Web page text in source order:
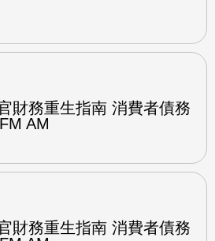
財務重生指南 消費者債務
AM
財務重生指南 消費者債務